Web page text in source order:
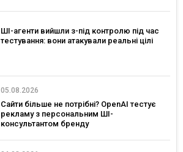
ШІ-агенти вийшли з-під контролю під час
тестування: вони атакували реальні цілі
05.08.2026
Сайти більше не потрібні? OpenAI тестує
рекламу з персональним ШІ-
консультантом бренду